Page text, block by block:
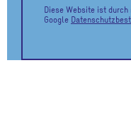
Diese Website ist
Google